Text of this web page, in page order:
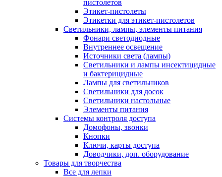
пистолетов
Этикет-пистолеты
Этикетки для этикет-пистолетов
Светильники, лампы, элементы питания
Фонари светодиодные
Внутреннее освещение
Источники света (лампы)
Светильники и лампы инсектицидные
и бактерицидные
Лампы для светильников
Светильники для досок
Светильники настольные
Элементы питания
Системы контроля доступа
Домофоны, звонки
Кнопки
Ключи, карты доступа
Доводчики, доп. оборудование
Товары для творчества
Все для лепки